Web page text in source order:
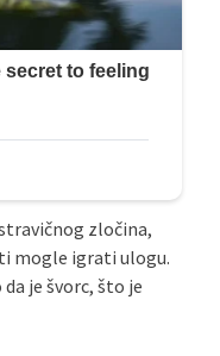
zločina,
mogle igrati ulogu.
je švorc, što je